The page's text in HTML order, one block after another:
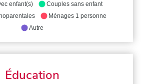
enfant(s)
Couples sans enfant
Ménages 1 personne
Autre
Éducation